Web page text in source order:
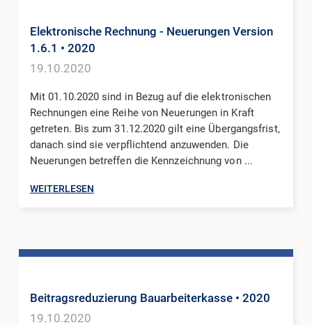
Elektronische Rechnung - Neuerungen Version
1.6.1 • 2020
19.10.2020
Mit 01.10.2020 sind in Bezug auf die elektronischen
Rechnungen eine Reihe von Neuerungen in Kraft
getreten. Bis zum 31.12.2020 gilt eine Übergangsfrist,
danach sind sie verpflichtend anzuwenden. Die
Neuerungen betreffen die Kennzeichnung von ...
WEITERLESEN
Beitragsreduzierung Bauarbeiterkasse • 2020
19.10.2020